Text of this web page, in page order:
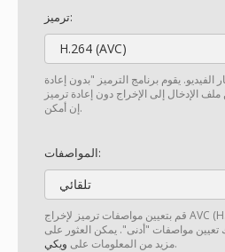
ترميز:
H.264 (AVC)
الفيديو. يقوم برنامج الترميز "بدون إعادة
الإدخال إلى الإخراج دون إعادة ترميز
إن أمكن.
المواصفات:
تلقائي
قم بتعيين مواصفات ترميز لإخراج AVC (H.264). كلما كان الجهاز
مواصفات "أدنى". يمكن العثور على
مزيد من المعلومات على ويكي .